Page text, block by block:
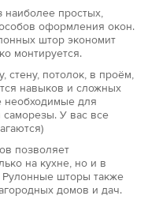
простых,
оформления окон.
штор экономит
монтируется.
стену, потолок, в проём,
навыков и сложных
необходимые для
саморезы. У вас все
позволяет
на кухне, но и в
Рулонные шторы также
домов и дач.